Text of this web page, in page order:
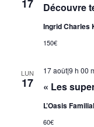
17 Découvre
Ingrid Charles
150€
LUN
17 « Les
17 août|9 h 00
L’Oasis
60€